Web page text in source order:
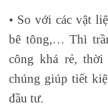
• So với các vật
bê tông,… Thì
công khá rẻ,
chúng giúp tiết
đầu tư.